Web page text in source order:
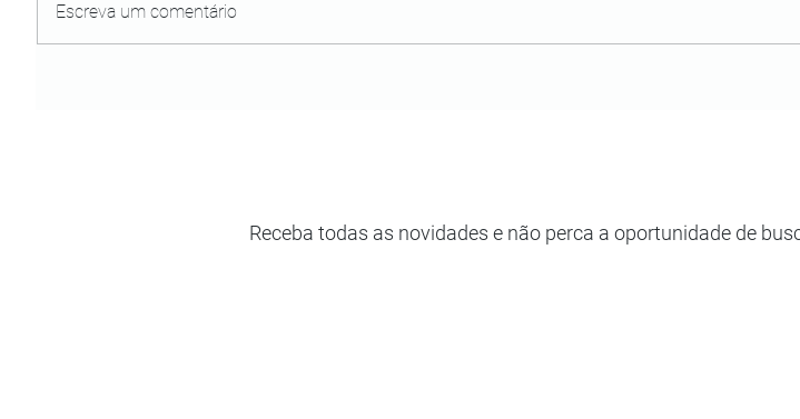
Escreva um comentário
Receba todas as novidades e não perca a oportunidade de